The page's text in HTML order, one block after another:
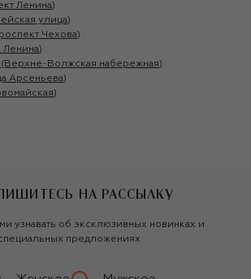
Ленина)
улица)
Чехова)
Ленина)
Волжская набережная)
Арсеньева)
НА РАССЫЛКУ
узнавать об эксклюзивных новинках и
предложениях